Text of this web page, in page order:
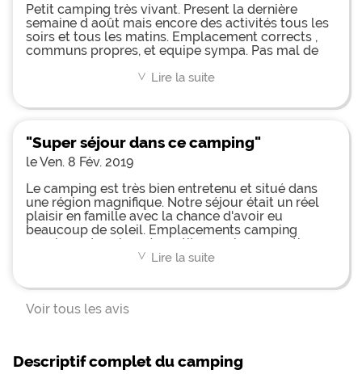
Petit camping très vivant. Present la dernière
semaine d août mais encore des activités tous les
soirs et tous les matins. Emplacement corrects ,
communs propres, et equipe sympa. Pas mal de
Franchement pas grand chose a redire sur le
< Lire la suite
"Super séjour dans ce camping"
le Ven. 8 Fév. 2019
Le camping est très bien entretenu et situé dans
une région magnifique. Notre séjour était un réel
plaisir en famille avec la chance d'avoir eu
beaucoup de soleil. Emplacements camping
spacieux et ombragés, petit complexe aquatique
très bien et des animations très diversifiées. Tout le
< Lire la suite
Voir tous les avis
Descriptif complet du camping